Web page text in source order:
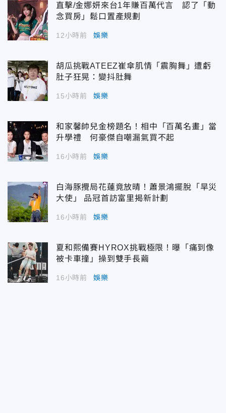
直擊/金娜妍來台1年賺百萬代言 認了「動
念買房」鬆口置產規劃
12小時前 娛樂
胡瓜挑戰ATEEZ崔傘肌情「震胸舞」遭虧
肚子狂晃：變抖肚舞
15小時前 娛樂
和家馨帥兒金榜題名！相中「百萬名畫」當
升學禮 何豪傑自嘲漏氣買不起
16小時前 娛樂
白海豚攪局花蓮竟放晴！蕭景鴻擺脫「旱災
大使」 品冠首訪富里揭新計劃
16小時前 娛樂
夏和熙備賽HYROX挑戰極限！曝「痛到像
被卡車撞」操到雙手長繭
16小時前 娛樂